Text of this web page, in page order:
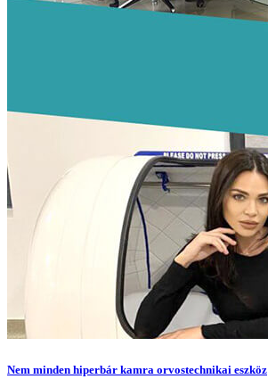
Nem minden hiperbár kamra orvostechnikai eszköz